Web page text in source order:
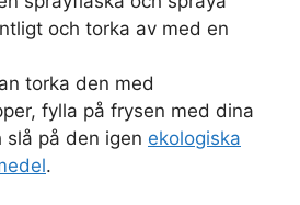
och torka av med en
torka den med
fylla på frysen med dina
slå på den igen ekologiska
.